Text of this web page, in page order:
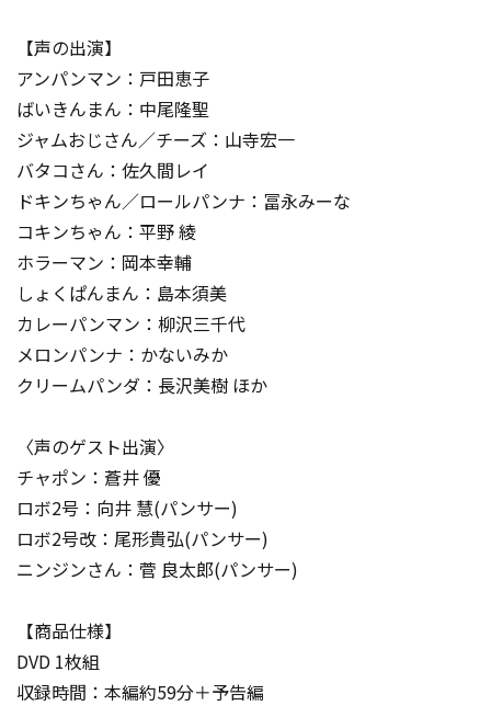
【声の出演】
アンパンマン：戸田恵子
ばいきんまん：中尾隆聖
ジャムおじさん／チーズ：山寺宏一
バタコさん：佐久間レイ
ドキンちゃん／ロールパンナ：冨永みーな
コキンちゃん：平野 綾
ホラーマン：岡本幸輔
しょくぱんまん：島本須美
カレーパンマン：柳沢三千代
メロンパンナ：かないみか
クリームパンダ：長沢美樹 ほか
〈声のゲスト出演〉
チャポン：蒼井 優
ロボ2号：向井 慧(パンサー)
ロボ2号改：尾形貴弘(パンサー)
ニンジンさん：菅 良太郎(パンサー)
【商品仕様】
DVD 1枚組
収録時間：本編約59分＋予告編